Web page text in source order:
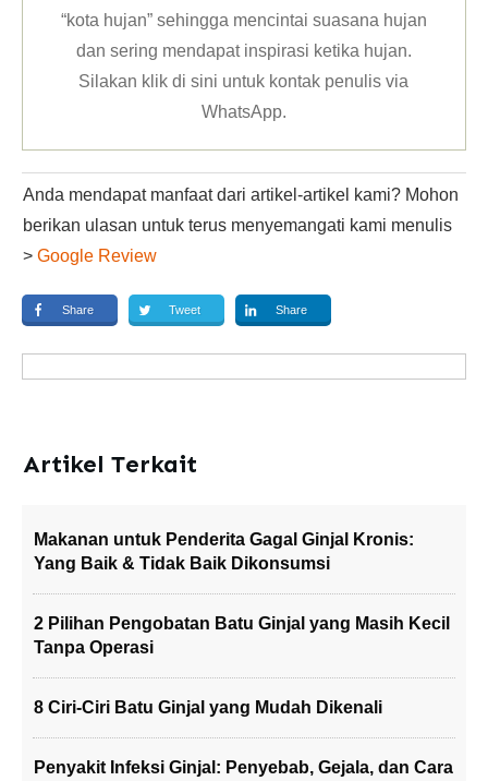
“kota hujan” sehingga mencintai suasana hujan
dan sering mendapat inspirasi ketika hujan.
Silakan klikdi sini untuk kontak penulis via
WhatsApp.
Anda mendapat manfaat dari artikel-artikel kami? Mohon
berikan ulasan untuk terus menyemangati kami menulis
> Google Review
Share Tweet Share
Artikel Terkait
Makanan untuk Penderita Gagal Ginjal Kronis:
Yang Baik & Tidak Baik Dikonsumsi
2 Pilihan Pengobatan Batu Ginjal yang Masih Kecil
Tanpa Operasi
8 Ciri-Ciri Batu Ginjal yang Mudah Dikenali
Penyakit Infeksi Ginjal: Penyebab, Gejala, dan Cara